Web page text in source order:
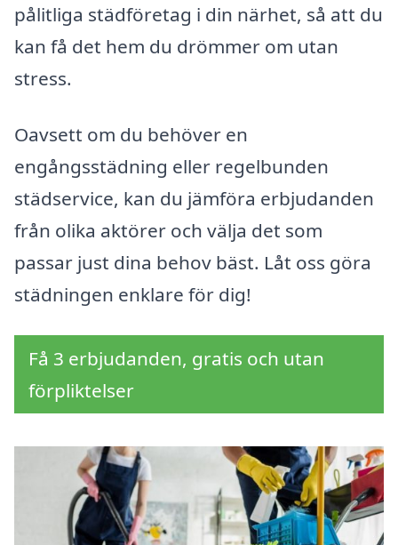
pålitliga städföretag i din närhet, så att du
kan få det hem du drömmer om utan
stress.
Oavsett om du behöver en
engångsstädning eller regelbunden
städservice, kan du jämföra erbjudanden
från olika aktörer och välja det som
passar just dina behov bäst. Låt oss göra
städningen enklare för dig!
Få 3 erbjudanden, gratis och utan
förpliktelser